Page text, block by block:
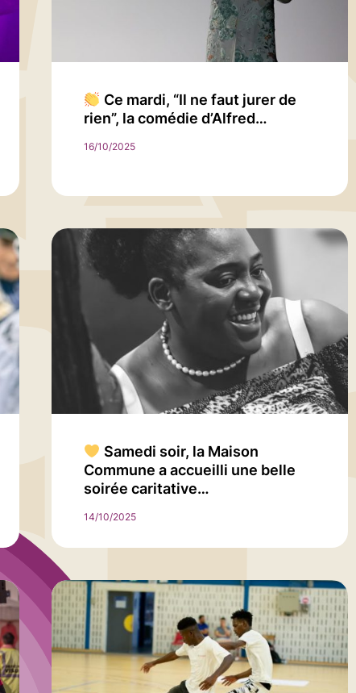
Ce mardi, “Il ne faut jurer de
rien”, la comédie d’Alfred…
16/10/2025
Samedi soir, la Maison
Commune a accueilli une belle
soirée caritative…
14/10/2025